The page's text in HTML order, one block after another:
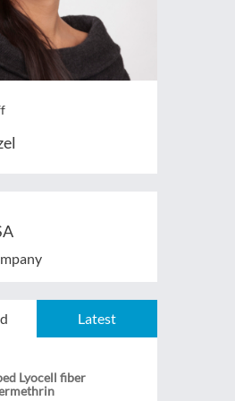
Latest
Lyocell fiber